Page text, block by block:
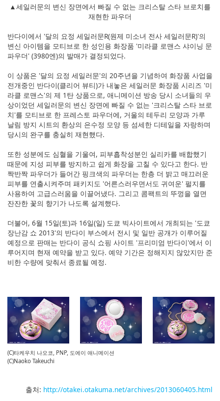
▲세일러문의 변신 장면에서 빠질 수 없는 크리스탈 스타 브로치를
재현한 파우더
반다이에서 '달의 요정 세일러문R(원제 미소녀 전사 세일러문R)'의
변신 아이템을 모티브로 한 성인용 화장품 '미라클 로맨스 샤이닝 문
파우더' (3980엔)의 발매가 결정되었다.
이 상품은 '달의 요정 세일러문'의 20주년을 기념하여 화장품 사업을
전개중인 반다이(클리어 뷰티)가 내놓은 세일러문 화장품 시리즈 '미
라클 로맨스'의 제 1탄 상품으로, 애니메이션 방송 당시 소녀들의 우
상이었던 세일러문의 변신 장면에 빠질 수 없는 '크리스탈 스타 브로
치'를 모티브로 한 프레스토 파우더에, 거울의 테두리 모양과 가루
날림 방지 시트의 환상의 은수정 모양 등 섬세한 디테일을 자랑하며
당시의 완구를 충실히 재현했다.
또한 성분에도 심혈을 기울여, 피부흡착성분인 실리카를 배합했기
때문에 지성 피부를 방지하고 쉽게 화장을 고칠 수 있다고 한다. 반
짝반짝 파우더가 들어간 핑크색의 파우더는 한층 더 밝고 매끄러운
피부를 연출시켜주며 패키지도 '어른스러우면서도 귀여운' 펄지를
사용하여 고급스러움을 이끌어냈다. 그리고 콤팩트의 뚜껑을 열면
잔잔한 꽃의 향기가 나도록 설계했다.
더불어, 6월 15일(토)과 16일(일) 도쿄 빅사이트에서 개최되는 '도쿄
장난감 쇼 2013'의 반다이 부스에서 전시 및 일반 공개가 이루어질
예정으로 판매는 반다이 공식 쇼핑 사이트 '프리미엄 반다이'에서 이
루어지며 현재 예약을 받고 있다. 예약 기간은 정해지지 않았지만 준
비한 수량에 맞춰서 종료될 예정.
(C)타케우치 나오코, PNP, 도에이 애니메이션
(C)Naoko Takeuchi
출처: http://otakei.otakuma.net/archives/2013060405.html